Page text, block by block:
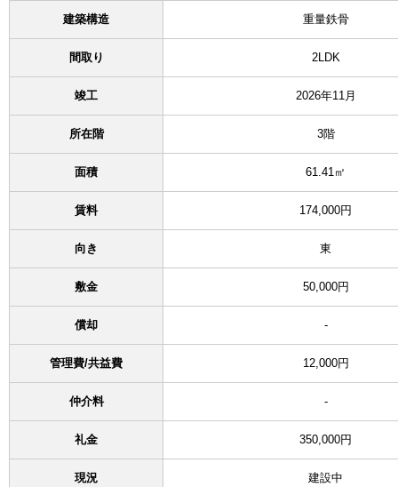
建築構造 重量鉄骨
間取り 2LDK
竣工 2026年11月
所在階 3階
面積 61.41㎡
賃料 174,000円
向き 東
敷金 50,000円
償却 -
管理費/共益費 12,000円
仲介料 -
礼金 350,000円
現況 建設中